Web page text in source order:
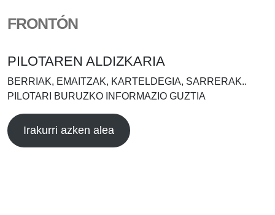
FRONTÓN
PILOTAREN ALDIZKARIA
BERRIAK, EMAITZAK, KARTELDEGIA, SARRERAK..
PILOTARI BURUZKO INFORMAZIO GUZTIA
Irakurri azken alea